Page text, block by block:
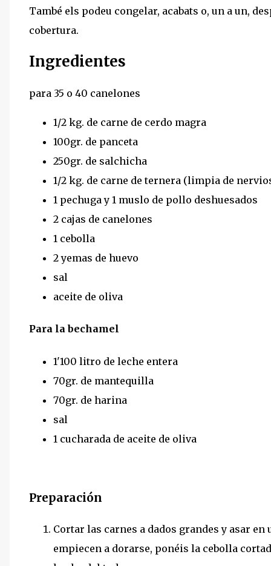
També els podeu congelar, acabats o, un a un,
cobertura.
Ingredientes
para 35 o 40 canelones
1/2 kg. de carne de cerdo magra
100gr. de panceta
250gr. de salchicha
1/2 kg. de carne de ternera (limpia de
1 pechuga y 1 muslo de pollo deshuesados
2 cajas de canelones
1 cebolla
2 yemas de huevo
sal
aceite de oliva
Para la bechamel
1'100 litro de leche entera
70gr. de mantequilla
70gr. de harina
sal
1 cucharada de aceite de oliva
Preparación
Cortar las carnes a dados grandes y asar
empiecen a dorarse, ponéis la cebolla